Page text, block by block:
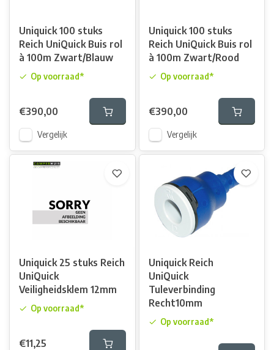
Uniquick 100 stuks
Reich UniQuick Buis rol
à 100m Zwart/Blauw
Op voorraad*
€390,00
Vergelijk
Uniquick 100 stuks
Reich UniQuick Buis rol
à 100m Zwart/Rood
Op voorraad*
€390,00
Vergelijk
Uniquick 25 stuks Reich
UniQuick
Veiligheidsklem 12mm
Op voorraad*
€11,25
Uniquick Reich
UniQuick
Tuleverbinding
Recht10mm
Op voorraad*